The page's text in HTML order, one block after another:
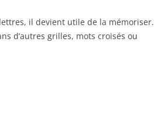
il devient utile de la mémoriser.
d’autres grilles, mots croisés ou